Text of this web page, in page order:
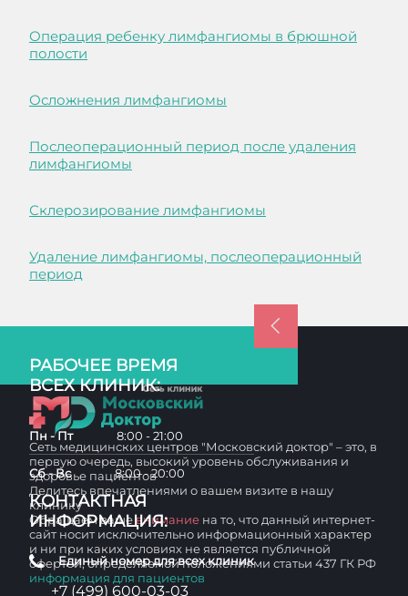
Операция ребенку лимфангиомы в брюшной
полости
Осложнения лимфангиомы
Послеоперационный период после удаления
лимфангиомы
Склерозирование лимфангиомы
Удаление лимфангиомы, послеоперационный
период
РАБОЧЕЕ ВРЕМЯ
ВСЕХ КЛИНИК:
Пн - Пт 8:00 - 21:00
Сб - Вс 8:00 - 20:00
КОНТАКТНАЯ
ИНФОРМАЦИЯ:
Единый номер для всех клиник
+7 (499) 600-03-03
Сеть медицинских центров "Московский доктор" – это, в
первую очередь, высокий уровень обслуживания и
здоровье пациентов
Делитесь впечатлениями о вашем визите в нашу
клинику
Обращаем вашевнимание на то, что данный интернет-
сайт носит исключительно информационный характер
и ни при каких условиях не является публичной
офертой, определяемой положениями статьи 437 ГК РФ
информация для пациентов